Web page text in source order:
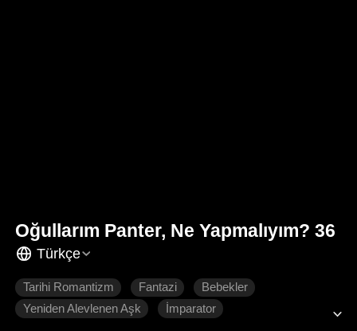
Oğullarım Panter, Ne Yapmalıyım? 36
Türkçe
Tarihi Romantizm Fantazi
Bebekler
Yeniden Alevlenen Aşk
İmparator